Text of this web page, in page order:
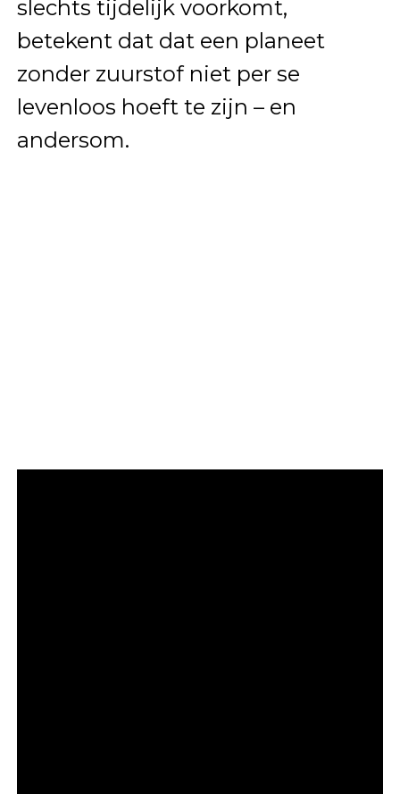
slechts tijdelijk voorkomt,
betekent dat dat een planeet
zonder zuurstof niet per se
levenloos hoeft te zijn – en
andersom.